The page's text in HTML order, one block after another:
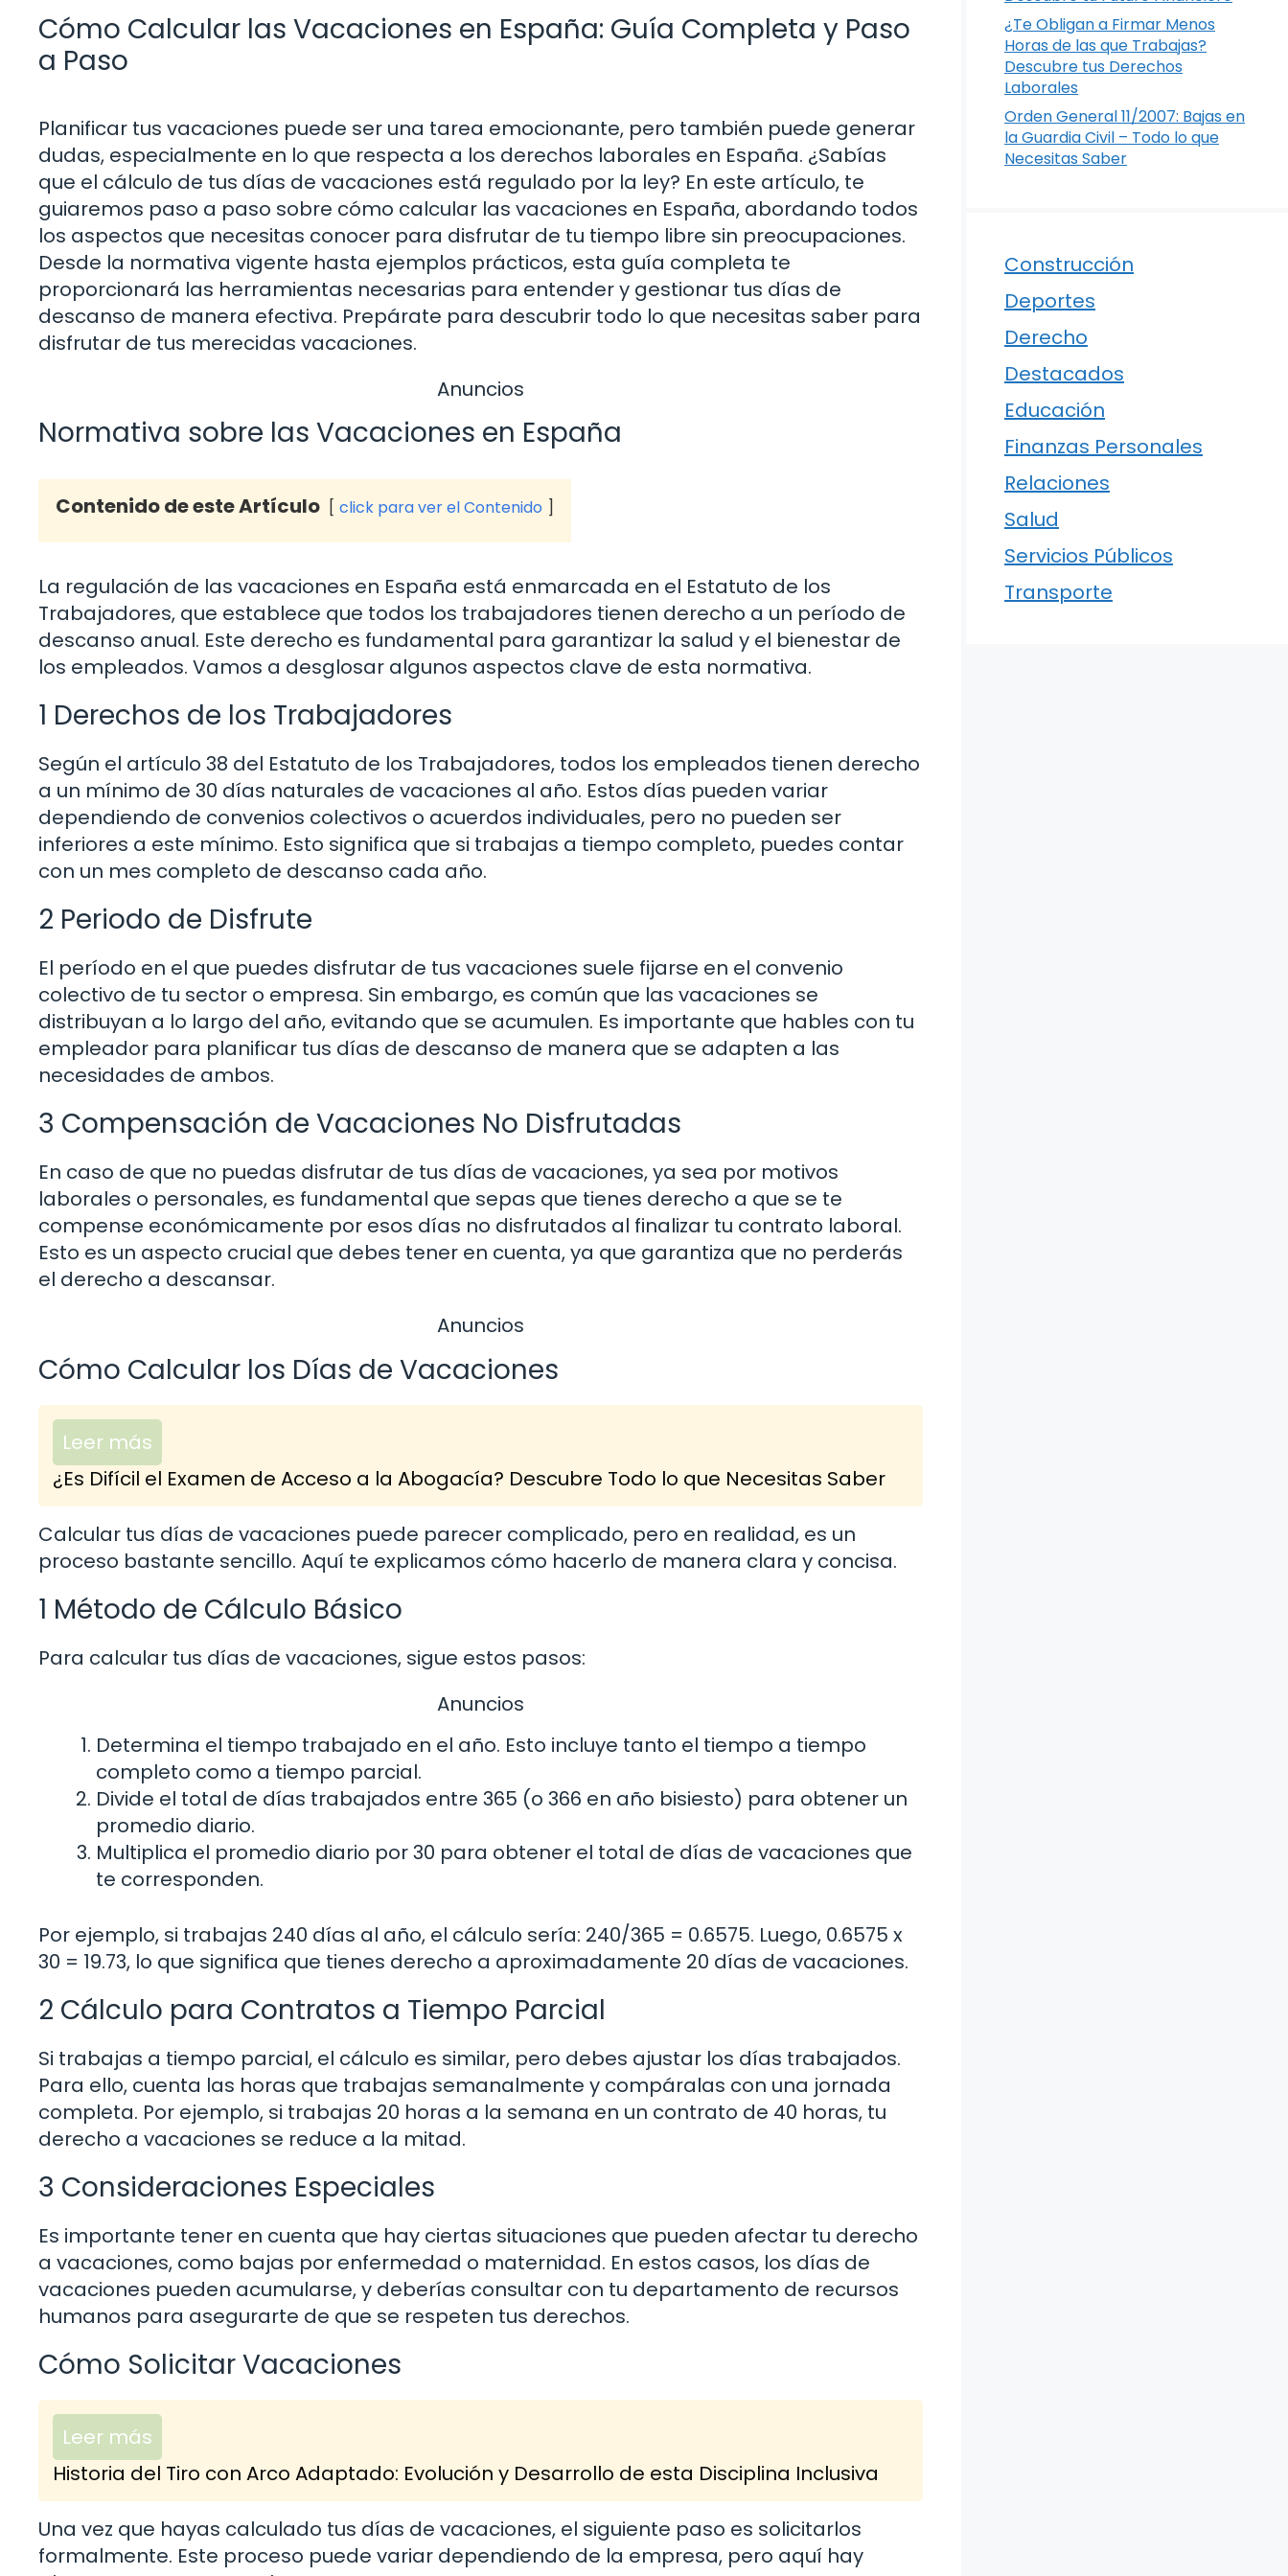
Cómo Calcular las Vacaciones en España: Guía Completa y Paso
a Paso
Planificar tus vacaciones puede ser una tarea emocionante, pero también puede generar
dudas, especialmente en lo que respecta a los derechos laborales en España. ¿Sabías
que el cálculo de tus días de vacaciones está regulado por la ley? En este artículo, te
guiaremos paso a paso sobre cómo calcular las vacaciones en España, abordando todos
los aspectos que necesitas conocer para disfrutar de tu tiempo libre sin preocupaciones.
Desde la normativa vigente hasta ejemplos prácticos, esta guía completa te
proporcionará las herramientas necesarias para entender y gestionar tus días de
descanso de manera efectiva. Prepárate para descubrir todo lo que necesitas saber para
disfrutar de tus merecidas vacaciones.
Anuncios
Normativa sobre las Vacaciones en España
Contenido de este Artículo click para ver el Contenido
La regulación de las vacaciones en España está enmarcada en el Estatuto de los
Trabajadores, que establece que todos los trabajadores tienen derecho a un período de
descanso anual. Este derecho es fundamental para garantizar la salud y el bienestar de
los empleados. Vamos a desglosar algunos aspectos clave de esta normativa.
1 Derechos de los Trabajadores
Según el artículo 38 del Estatuto de los Trabajadores, todos los empleados tienen derecho
a un mínimo de 30 días naturales de vacaciones al año. Estos días pueden variar
dependiendo de convenios colectivos o acuerdos individuales, pero no pueden ser
inferiores a este mínimo. Esto significa que si trabajas a tiempo completo, puedes contar
con un mes completo de descanso cada año.
2 Periodo de Disfrute
El período en el que puedes disfrutar de tus vacaciones suele fijarse en el convenio
colectivo de tu sector o empresa. Sin embargo, es común que las vacaciones se
distribuyan a lo largo del año, evitando que se acumulen. Es importante que hables con tu
empleador para planificar tus días de descanso de manera que se adapten a las
necesidades de ambos.
3 Compensación de Vacaciones No Disfrutadas
En caso de que no puedas disfrutar de tus días de vacaciones, ya sea por motivos
laborales o personales, es fundamental que sepas que tienes derecho a que se te
compense económicamente por esos días no disfrutados al finalizar tu contrato laboral.
Esto es un aspecto crucial que debes tener en cuenta, ya que garantiza que no perderás
el derecho a descansar.
Anuncios
Cómo Calcular los Días de Vacaciones
Leer más
¿Es Difícil el Examen de Acceso a la Abogacía? Descubre Todo lo que Necesitas Saber
Calcular tus días de vacaciones puede parecer complicado, pero en realidad, es un
proceso bastante sencillo. Aquí te explicamos cómo hacerlo de manera clara y concisa.
1 Método de Cálculo Básico
Para calcular tus días de vacaciones, sigue estos pasos:
Anuncios
Determina el tiempo trabajado en el año. Esto incluye tanto el tiempo a tiempo
completo como a tiempo parcial.
Divide el total de días trabajados entre 365 (o 366 en año bisiesto) para obtener un
promedio diario.
Multiplica el promedio diario por 30 para obtener el total de días de vacaciones que
te corresponden.
Por ejemplo, si trabajas 240 días al año, el cálculo sería: 240/365 = 0.6575. Luego, 0.6575 x
30 = 19.73, lo que significa que tienes derecho a aproximadamente 20 días de vacaciones.
2 Cálculo para Contratos a Tiempo Parcial
Si trabajas a tiempo parcial, el cálculo es similar, pero debes ajustar los días trabajados.
Para ello, cuenta las horas que trabajas semanalmente y compáralas con una jornada
completa. Por ejemplo, si trabajas 20 horas a la semana en un contrato de 40 horas, tu
derecho a vacaciones se reduce a la mitad.
3 Consideraciones Especiales
Es importante tener en cuenta que hay ciertas situaciones que pueden afectar tu derecho
a vacaciones, como bajas por enfermedad o maternidad. En estos casos, los días de
vacaciones pueden acumularse, y deberías consultar con tu departamento de recursos
humanos para asegurarte de que se respeten tus derechos.
Cómo Solicitar Vacaciones
Leer más
Historia del Tiro con Arco Adaptado: Evolución y Desarrollo de esta Disciplina Inclusiva
Una vez que hayas calculado tus días de vacaciones, el siguiente paso es solicitarlos
formalmente. Este proceso puede variar dependiendo de la empresa, pero aquí hay
¿Te Obligan a Firmar Menos
Horas de las que Trabajas?
Descubre tus Derechos
Laborales
Orden General 11/2007: Bajas en
la Guardia Civil – Todo lo que
Necesitas Saber
Construcción
Deportes
Derecho
Destacados
Educación
Finanzas Personales
Relaciones
Salud
Servicios Públicos
Transporte